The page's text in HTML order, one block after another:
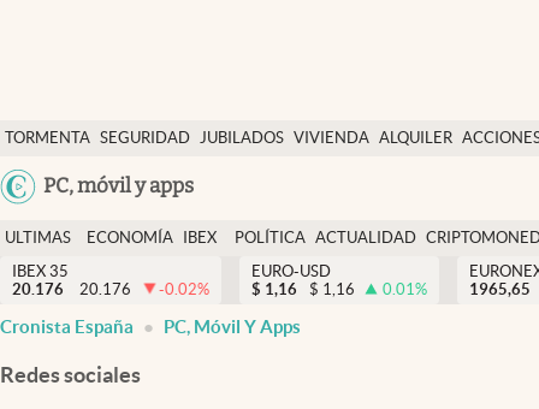
TORMENTA SEGURIDAD JUBILADOS VIVIENDA ALQUILER
USA
PC, móvil y apps
Economía y finanzas
Política
Actualidad
Criptomonedas
España
ULTIMAS
NOTICIAS
ECONOMÍA
FINANZAS
IBEX
EURO
POLÍTICA ACTUALIDAD
IBEX 35
20.176
20.176 -0.02%
EURO-USD
$ 1,16 $ 1,16 0.01%
1965,65
Cronista España PC, Móvil Y Apps
Redes sociales